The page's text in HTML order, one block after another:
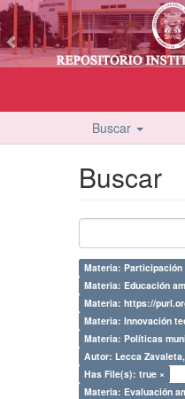
Buscar
Buscar
Materia: Participación
Materia: Educación
Materia: https://
Materia: Innovación
Materia: Políticas
Autor: Lecca
Has File(s): true ×
Materia: Evaluación